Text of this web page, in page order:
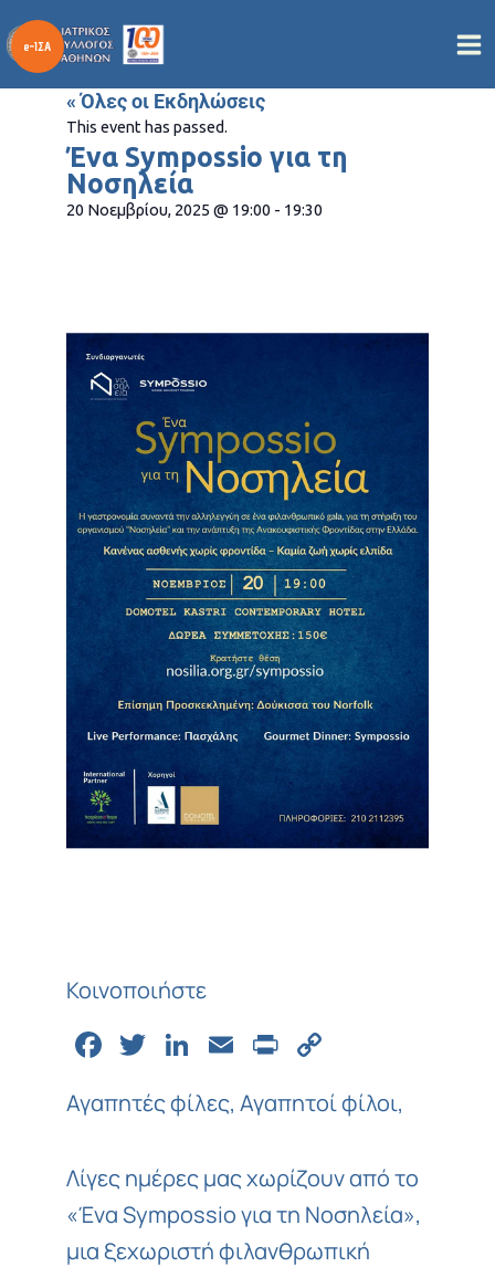
στο
περιεχόμενο
« Όλες οι Εκδηλώσεις
This event has passed.
Ένα Sympossio για τη
Νοσηλεία
20 Νοεμβρίου, 2025 @ 19:00 - 19:30
Κοινοποιήστε
Facebook
Twitter
LinkedIn
Email
Print
Αγαπητές φίλες, Αγαπητοί φίλοι,
Λίγες ημέρες μας χωρίζουν από το
«Ένα Sympossio για τη Νοσηλεία»,
μια ξεχωριστή φιλανθρωπική